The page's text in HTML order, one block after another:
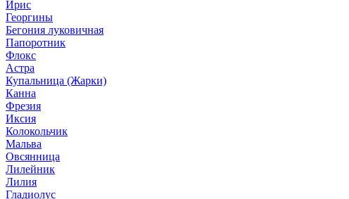
Ирис
Георгины
Бегония луковичная
Папоротник
Флокс
Астра
Купальница (Жарки)
Канна
Фрезия
Иксия
Колокольчик
Мальва
Овсянница
Лилейник
Лилия
Гладиолус